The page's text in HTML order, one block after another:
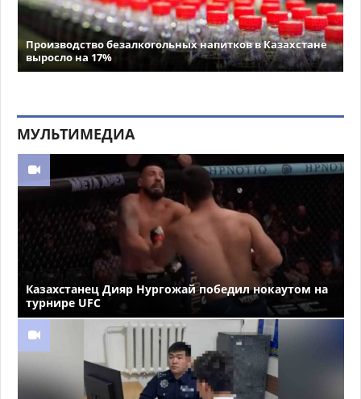
Производство безалкогольных напитков в Казахстане
выросло на 17%
МУЛЬТИМЕДИА
Казахстанец Дияр Нургожай победил нокаутом на
турнире UFC